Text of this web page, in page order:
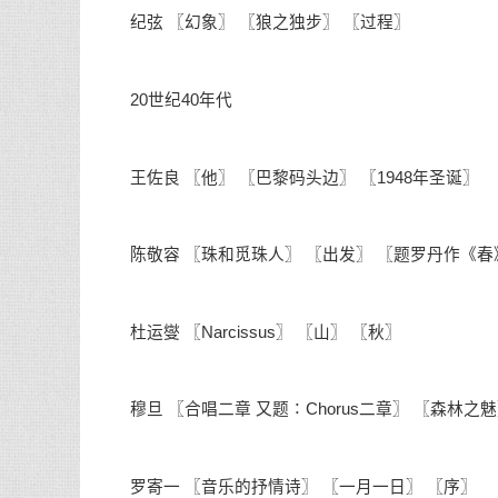
纪弦 〖幻象〗 〖狼之独步〗 〖过程〗
20世纪40年代
王佐良 〖他〗 〖巴黎码头边〗 〖1948年圣诞〗
陈敬容 〖珠和觅珠人〗 〖出发〗 〖题罗丹作《春
杜运燮 〖Narcissus〗 〖山〗 〖秋〗
穆旦 〖合唱二章 又题∶Chorus二章〗 〖森林之魅
罗寄一 〖音乐的抒情诗〗 〖一月一日〗 〖序〗